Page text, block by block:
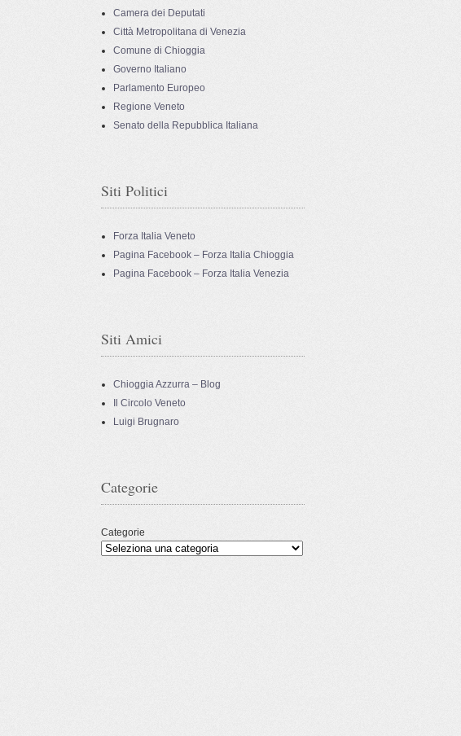
Camera dei Deputati
Città Metropolitana di Venezia
Comune di Chioggia
Governo Italiano
Parlamento Europeo
Regione Veneto
Senato della Repubblica Italiana
Siti Politici
Forza Italia Veneto
Pagina Facebook – Forza Italia Chioggia
Pagina Facebook – Forza Italia Venezia
Siti Amici
Chioggia Azzurra – Blog
Il Circolo Veneto
Luigi Brugnaro
Categorie
Categorie